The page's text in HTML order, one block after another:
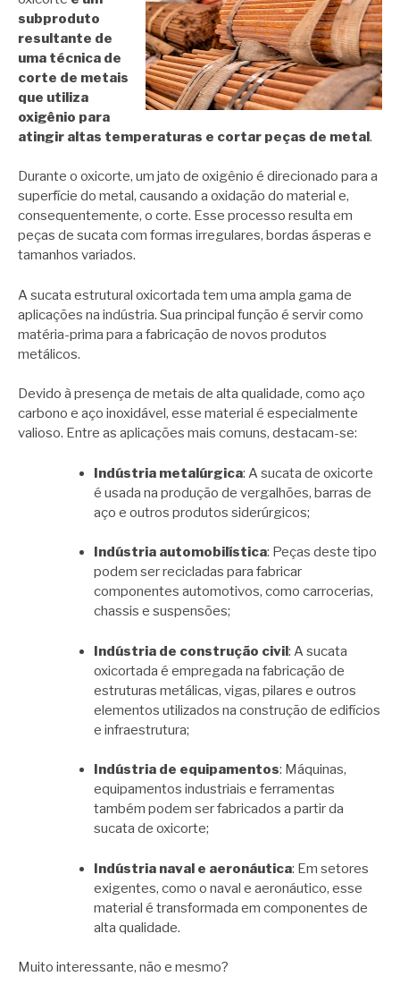
subproduto
resultante de
uma técnica de
corte de metais
que utiliza
oxigênio para
atingir altas temperaturas e cortar peças de metal.
Durante o oxicorte, um jato de oxigênio é direcionado para a
superfície do metal, causando a oxidação do material e,
consequentemente, o corte. Esse processo resulta em
peças de sucata com formas irregulares, bordas ásperas e
tamanhos variados.
A sucata estrutural oxicortada tem uma ampla gama de
aplicações na indústria. Sua principal função é servir como
matéria-prima para a fabricação de novos produtos
metálicos.
Devido à presença de metais de alta qualidade, como aço
carbono e aço inoxidável, esse material é especialmente
valioso. Entre as aplicações mais comuns, destacam-se:
Indústria metalúrgica: A sucata de oxicorte
é usada na produção de vergalhões, barras de
aço e outros produtos siderúrgicos;
Indústria automobilística: Peças deste tipo
podem ser recicladas para fabricar
componentes automotivos, como carrocerias,
chassis e suspensões;
Indústria de construção civil: A sucata
oxicortada é empregada na fabricação de
estruturas metálicas, vigas, pilares e outros
elementos utilizados na construção de edifícios
e infraestrutura;
Indústria de equipamentos: Máquinas,
equipamentos industriais e ferramentas
também podem ser fabricados a partir da
sucata de oxicorte;
Indústria naval e aeronáutica: Em setores
exigentes, como o naval e aeronáutico, esse
material é transformada em componentes de
alta qualidade.
Muito interessante, não e mesmo?